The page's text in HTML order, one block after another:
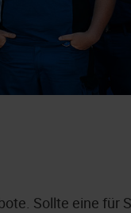
Sollte eine für